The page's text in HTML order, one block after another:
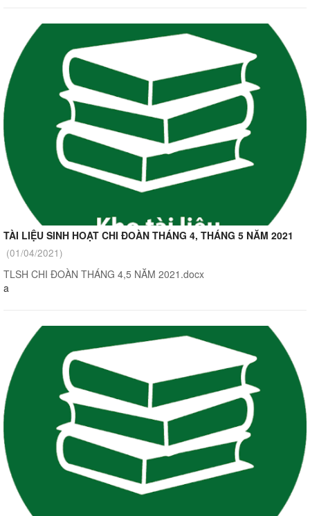
TÀI LIỆU SINH HOẠT CHI ĐOÀN THÁNG 4, THÁNG 5 NĂM 2021
(01/04/2021)
TLSH CHI ĐOÀN THÁNG 4,5 NĂM 2021.docx
a